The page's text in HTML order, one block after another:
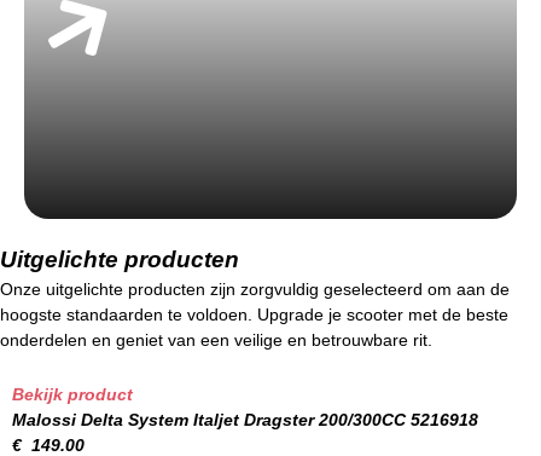
Uitgelichte producten
Onze uitgelichte producten zijn zorgvuldig geselecteerd om aan de
hoogste standaarden te voldoen. Upgrade je scooter met de beste
onderdelen en geniet van een veilige en betrouwbare rit.
Bekijk product
Malossi Delta System Italjet Dragster 200/300CC 5216918
€ 149.00